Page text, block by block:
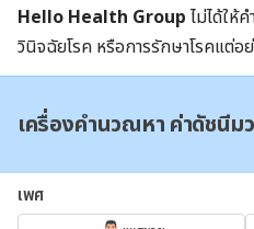
Hello Health Group ไม่ได้ให้
วินิจฉัยโรค หรือการรักษาโรคแต่อ
เครื่องคำนวณหา ค่าดัชนีม
เพศ